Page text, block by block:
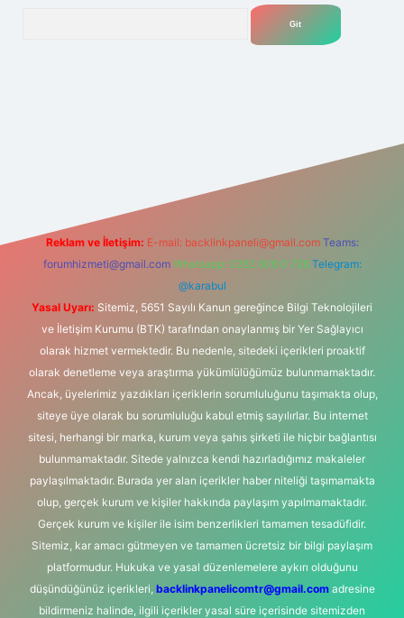
Reklam ve İletişim: E-mail: backlinkpaneli@gmail.com Teams:
forumhizmeti@gmail.com Whatsapp: 0262 606 0 726 Telegram:
@karabul
Yasal Uyarı: Sitemiz, 5651 Sayılı Kanun gereğince Bilgi Teknolojileri
ve İletişim Kurumu (BTK) tarafından onaylanmış bir Yer Sağlayıcı
olarak hizmet vermektedir. Bu nedenle, sitedeki içerikleri proaktif
olarak denetleme veya araştırma yükümlülüğümüz bulunmamaktadır.
Ancak, üyelerimiz yazdıkları içeriklerin sorumluluğunu taşımakta olup,
siteye üye olarak bu sorumluluğu kabul etmiş sayılırlar. Bu internet
sitesi, herhangi bir marka, kurum veya şahıs şirketi ile hiçbir bağlantısı
bulunmamaktadır. Sitede yalnızca kendi hazırladığımız makaleler
paylaşılmaktadır. Burada yer alan içerikler haber niteliği taşımamakta
olup, gerçek kurum ve kişiler hakkında paylaşım yapılmamaktadır.
Gerçek kurum ve kişiler ile isim benzerlikleri tamamen tesadüfidir.
Sitemiz, kar amacı gütmeyen ve tamamen ücretsiz bir bilgi paylaşım
platformudur. Hukuka ve yasal düzenlemelere aykırı olduğunu
düşündüğünüz içerikleri, backlinkpanelicomtr@gmail.comadresine
bildirmeniz halinde, ilgili içerikler yasal süre içerisinde sitemizden